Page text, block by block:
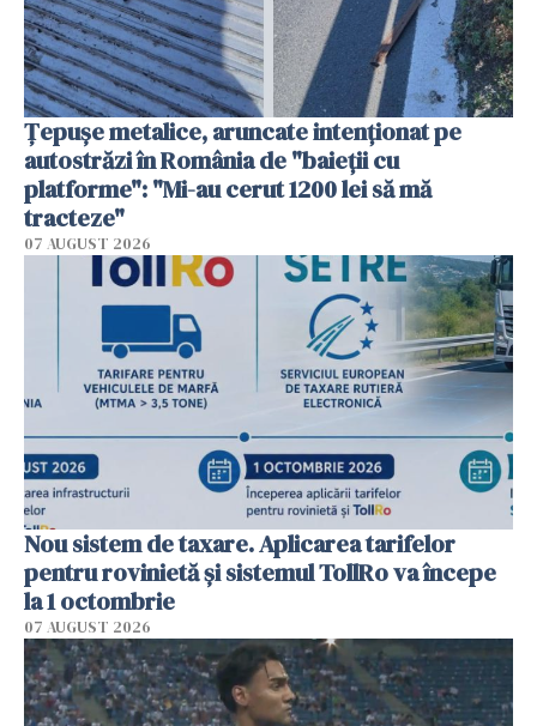
Țepușe metalice, aruncate intenționat pe
autostrăzi în România de "baieții cu
platforme": "Mi-au cerut 1200 lei să mă
tracteze"
07 AUGUST 2026
Nou sistem de taxare. Aplicarea tarifelor
pentru rovinietă şi sistemul TollRo va începe
la 1 octombrie
07 AUGUST 2026